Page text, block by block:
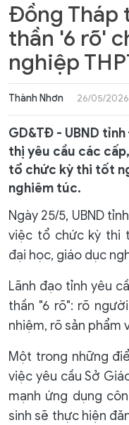
Đồng Tháp
thần '6 rõ'
nghiệp
Thành Nhơn 26/05/2026
GD&TĐ - UBND
thị yêu cầu các
tổ chức kỳ thi tốt
nghiêm túc.
Ngày 25/5, UBND
việc tổ chức kỳ thi
đại học, giáo dục
Lãnh đạo tỉnh yêu
thần "6 rõ": rõ
nhiệm, rõ sản phẩm
Một trong những
việc yêu cầu Sở
mạnh ứng dụng
sinh sẽ thực hiện